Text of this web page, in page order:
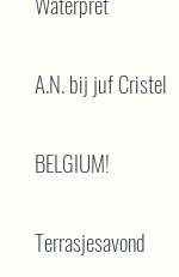
A.N. bij juf Cristel
BELGIUM!
Terrasjesavond